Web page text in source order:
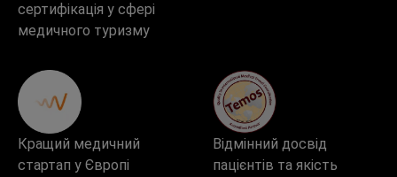
сертифікація у сфері
медичного туризму
Кращий медичний
стартап у Європі
Відмінний досвід
пацієнтів та якість